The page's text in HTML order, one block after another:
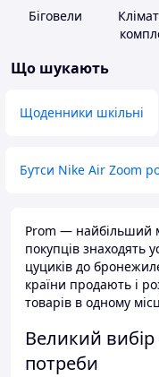
Біговели
Що шукають
Щоденники шкільні
Бутси Nike Air Zoom
Prom — найбільший
покупців знаходять
цуциків до
країни продають і
товарів в одному
Великий
потреби